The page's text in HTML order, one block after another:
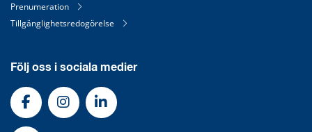
Prenumeration
Tillgänglighetsredogörelse
Följ oss i sociala medier